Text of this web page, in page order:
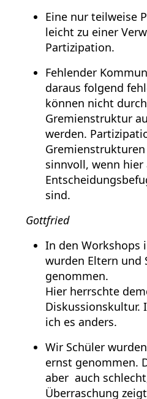
Eine nur teilweise
leicht zu einer
Partizipation.
Fehlender
daraus folgend
können nicht
Gremienstruktur
werden.
sinnvoll, wenn hier
sind.
Gottfried
In den Workshops
wurden Eltern und
genommen.
Hier herrschte
Diskussionskultur.
ich es anders.
Wir Schüler
ernst genommen.
aber auch
Überraschung